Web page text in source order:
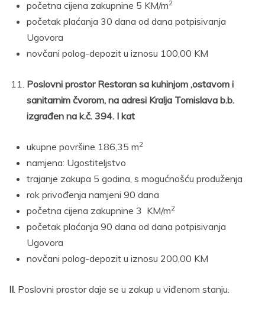
početna cijena zakupnine 5 KM/m2
početak plaćanja 30 dana od dana potpisivanja
Ugovora
novčani polog-depozit u iznosu 100,00 KM
Poslovni prostor Restoran sa kuhinjom ,ostavom i
sanitarnim čvorom, na adresi Kralja Tomislava b.b.
izgrađen na k.č. 394. I kat
ukupne površine 186,35 m2
namjena: Ugostiteljstvo
trajanje zakupa 5 godina, s mogućnošću produženja
rok privođenja namjeni 90 dana
početna cijena zakupnine 3 KM/m2
početak plaćanja 90 dana od dana potpisivanja
Ugovora
novčani polog-depozit u iznosu 200,00 KM
II . Poslovni prostor daje se u zakup u viđenom stanju.